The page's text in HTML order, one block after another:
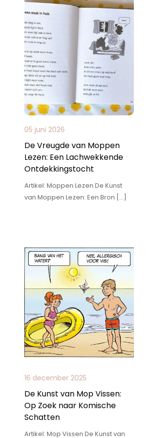
05 juni 2026
De Vreugde van Moppen
Lezen: Een Lachwekkende
Ontdekkingstocht
Artikel: Moppen Lezen De Kunst
van Moppen Lezen: Een Bron […]
16 december 2025
De Kunst van Mop Vissen:
Op Zoek naar Komische
Schatten
Artikel: Mop Vissen De Kunst van